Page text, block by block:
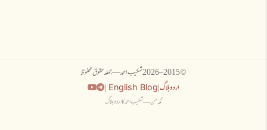
© 2015–
2026شکیب احمد — جملہ حقوق محفوظ
اردو بلاگ|
English Blog
|
نگہِ من — شکیب احمد کا اردو بلاگ